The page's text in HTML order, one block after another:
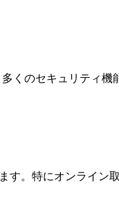
くのセキュリティ機
す。特にオンライン